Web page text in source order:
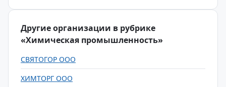
Другие организации в рубрике
«Химическая промышленность»
СВЯТОГОР ООО
ХИМТОРГ ООО